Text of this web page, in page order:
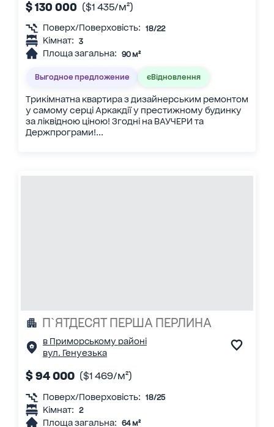
$ 130 000 ($1 435/м²)
Поверх/Поверховість: 18/22
Кімнат: 3
Площа загальна: 90 м²
Выгодное предложение єВідновлення
Трикімнатна квартира з дизайнерським ремонтом
у самому серці Аркакдії у престижному будинку
за ліквідною ціною! Згодні на ВАУЧЕРИ та
Держпрограми!...
П`ЯТДЕСЯТ ПЕРША ПЕРЛИНА
в Приморському районі
вул. Генуезька
$ 94 000 ($1 469/м²)
Поверх/Поверховість: 18/25
Кімнат: 2
Площа загальна: 64 м²